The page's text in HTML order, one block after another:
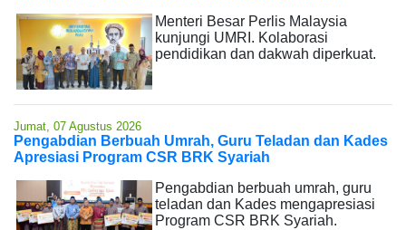
Menteri Besar Perlis Malaysia
kunjungi UMRI. Kolaborasi
pendidikan dan dakwah diperkuat.
Jumat, 07 Agustus 2026
Pengabdian Berbuah Umrah, Guru Teladan dan Kades
Apresiasi Program CSR BRK Syariah
Pengabdian berbuah umrah, guru
teladan dan Kades mengapresiasi
Program CSR BRK Syariah.